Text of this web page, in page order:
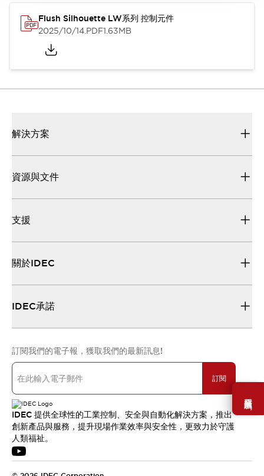
需要幫助嗎？
Flush Silhouette LW系列 控制元件
2025/10/14.PDF1.63MB
解決方案
資源與文件
支援
關於IDEC
IDEC承諾
訂閱我們的電子報，獲取我們的最新訊息!
訂閱
IDEC 提供全球性的工業控制、安全與自動化解決方案，推出
創新產品與服務，提升現場作業效率與安全性，更致力於守護
人類福祉。